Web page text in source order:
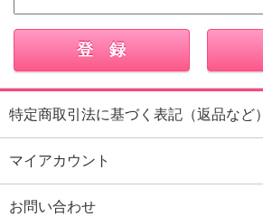
特定商取引法に基づく表記（返品など）
マイアカウント
お問い合わせ